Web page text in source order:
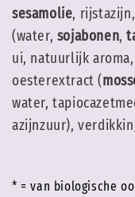
sesamolie,
(water, sojabonen,
ui, natuurlijk
oesterextract (
water,
azijnzuur),
* = van biologische